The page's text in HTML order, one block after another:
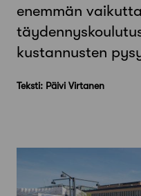
enemmän
kustannusten
Teksti: Päivi Virtanen